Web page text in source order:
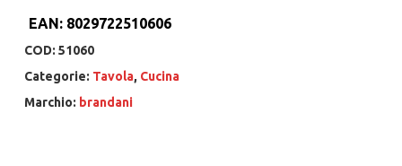
EAN: 8029722510606
COD: 51060
Categorie: Tavola, Cucina
Marchio: brandani